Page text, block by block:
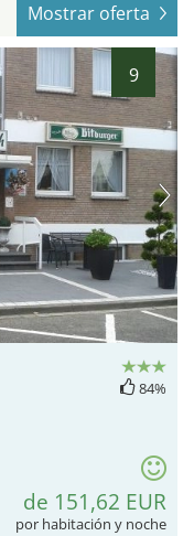
Mostrar oferta
9
84%
de 151,62 EUR
por habitación y noche